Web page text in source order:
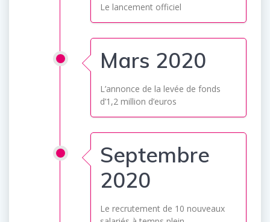
Le lancement officiel
Mars 2020
L’annonce de la levée de fonds
d’1,2 million d’euros
Septembre
2020
Le recrutement de 10 nouveaux